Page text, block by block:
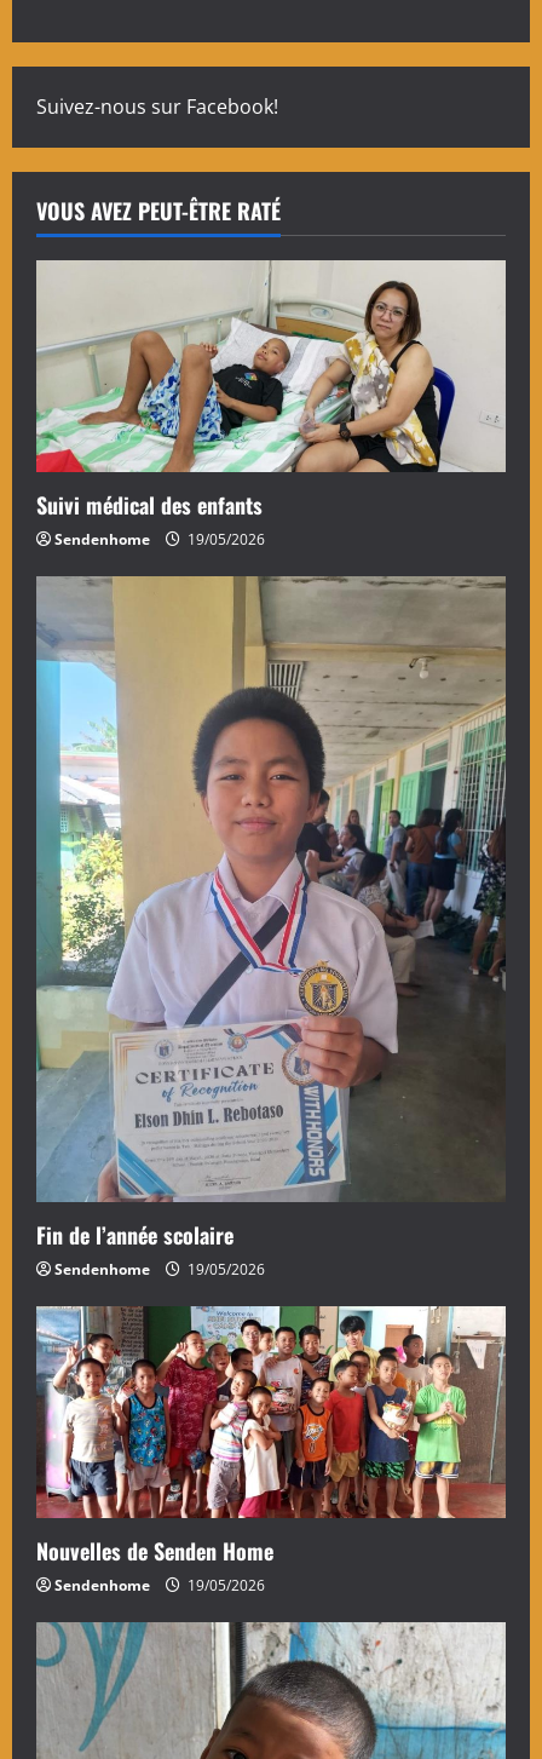
Suivez-nous sur Facebook!
VOUS AVEZ PEUT-ÊTRE RATÉ
Suivi médical des enfants
Sendenhome 19/05/2026
Fin de l’année scolaire
Sendenhome 19/05/2026
Nouvelles de Senden Home
Sendenhome 19/05/2026